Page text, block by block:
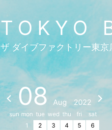
TOKYO
ザ ダイブファクトリー東京
08 Aug 2022
sun mon tue wed thu fri
sat
1
2 3 4 5
6